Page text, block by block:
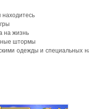
находитесь
на жизнь
штормы
одежды и специальных